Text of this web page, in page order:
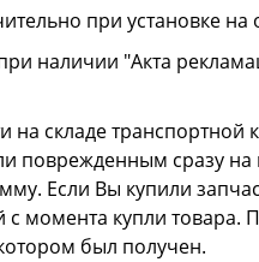
при установке
наличии "Акта
складе
поврежденным сразу
Если Вы купили
с момента купли
был получен.